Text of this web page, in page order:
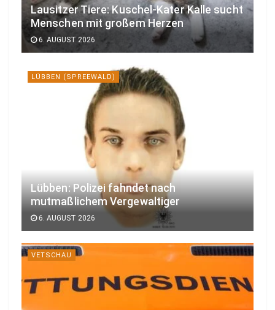
Lausitzer Tiere: Kuschel-Kater Kalle sucht
Menschen mit großem Herzen
6. AUGUST 2026
LÜBBEN (SPREEWALD)
Lübben: Polizei fahndet nach
mutmaßlichem Vergewaltiger
6. AUGUST 2026
VETSCHAU